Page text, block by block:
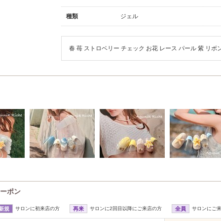
種類 ジェル
春 苺 ストロベリー チェック お花 レース パール 紫 リボ
ポン
規 サロンに初来店の方 再来 サロンに2回目以降にご来店の方 全員 サロンにご